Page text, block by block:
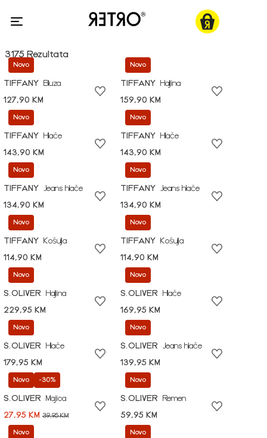
3175 Rezultata
Novo
TIFFANY
Bluza
127,90 KM
Novo
TIFFANY
Haljina
159,90 KM
Novo
TIFFANY
Hlače
143,90 KM
Novo
TIFFANY
Hlače
143,90 KM
Novo
TIFFANY
Jeans hlače
134,90 KM
Novo
TIFFANY
Jeans hlače
134,90 KM
Novo
TIFFANY
Košulja
114,90 KM
Novo
TIFFANY
Košulja
114,90 KM
Novo
S.OLIVER
Haljina
229,95 KM
Novo
S.OLIVER
Hlače
169,95 KM
Novo
S.OLIVER
Hlače
179,95 KM
Novo
S.OLIVER
Jeans hlače
139,95 KM
Novo -30%
S.OLIVER
Majica
27,95 KM 39,95 KM
Novo
S.OLIVER
Remen
59,95 KM
Novo Novo